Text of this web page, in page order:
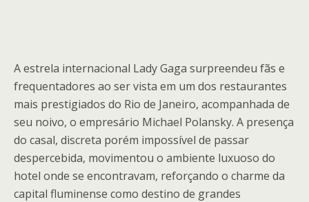
A estrela internacional Lady Gaga surpreendeu fãs e
frequentadores ao ser vista em um dos restaurantes
mais prestigiados do Rio de Janeiro, acompanhada de
seu noivo, o empresário Michael Polansky. A presença
do casal, discreta porém impossível de passar
despercebida, movimentou o ambiente luxuoso do
hotel onde se encontravam, reforçando o charme da
capital fluminense como destino de grandes